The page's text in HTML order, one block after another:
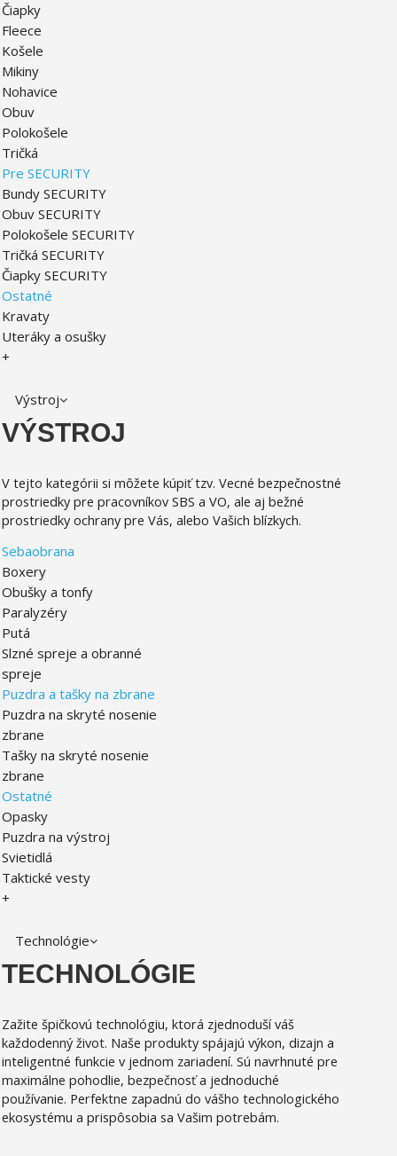
Čiapky
Fleece
Košele
Mikiny
Nohavice
Obuv
Polokošele
Tričká
Pre SECURITY
Bundy SECURITY
Obuv SECURITY
Polokošele SECURITY
Tričká SECURITY
Čiapky SECURITY
Ostatné
Kravaty
Uteráky a osušky
+
Výstroj
VÝSTROJ
V tejto kategórii si môžete kúpiť tzv. Vecné bezpečnostné
prostriedky pre pracovníkov SBS a VO, ale aj bežné
prostriedky ochrany pre Vás, alebo Vašich blízkych.
Sebaobrana
Boxery
Obušky a tonfy
Paralyzéry
Putá
Slzné spreje a obranné
spreje
Puzdra a tašky na zbrane
Puzdra na skryté nosenie
zbrane
Tašky na skryté nosenie
zbrane
Ostatné
Opasky
Puzdra na výstroj
Svietidlá
Taktické vesty
+
Technológie
TECHNOLÓGIE
Zažite špičkovú technológiu, ktorá zjednoduší váš
každodenný život. Naše produkty spájajú výkon, dizajn a
inteligentné funkcie v jednom zariadení. Sú navrhnuté pre
maximálne pohodlie, bezpečnosť a jednoduché
používanie. Perfektne zapadnú do vášho technologického
ekosystému a prispôsobia sa Vašim potrebám.